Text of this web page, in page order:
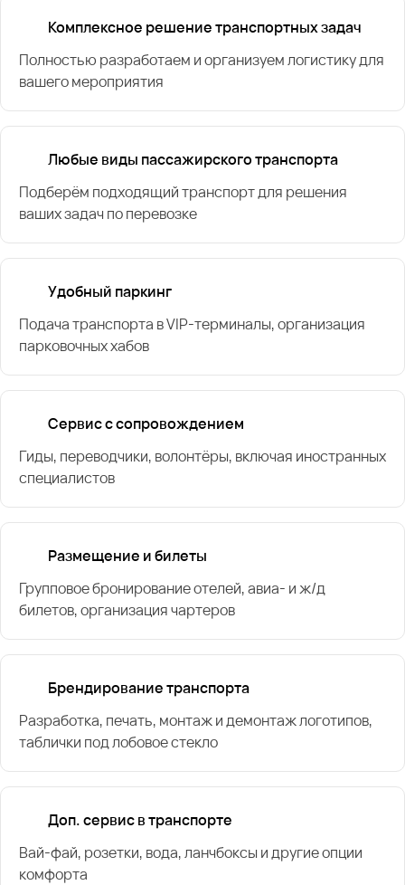
Комплексное решение транспортных задач
Полностью разработаем и организуем логистику для
вашего мероприятия
Любые виды пассажирского транспорта
Подберём подходящий транспорт для решения
ваших задач по перевозке
Удобный паркинг
Подача транспорта в VIP-терминалы, организация
парковочных хабов
Сервис с сопровождением
Гиды, переводчики, волонтёры, включая иностранных
специалистов
Размещение и билеты
Групповое бронирование отелей, авиа- и ж/д
билетов, организация чартеров
Брендирование транспорта
Разработка, печать, монтаж и демонтаж логотипов,
таблички под лобовое стекло
Доп. сервис в транспорте
Вай-фай, розетки, вода, ланчбоксы и другие опции
комфорта